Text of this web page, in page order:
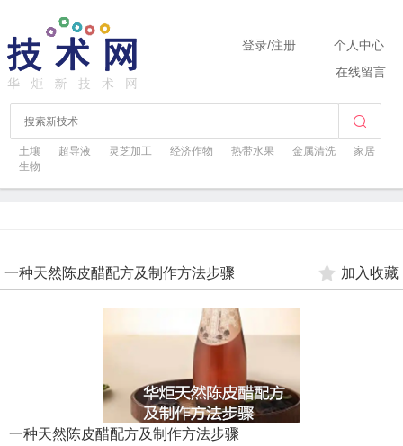
土壤 超导液 灵芝加工 经济作物 热带水果 金属清洗
家居
生物
登录/注册
个人中心
在线留言
一种天然陈皮醋配方及制作方法步骤 加入收藏
一种天然陈皮醋配方及制作方法步骤